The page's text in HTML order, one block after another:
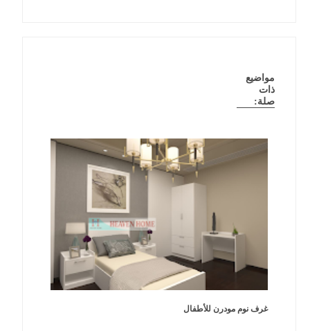
مواضيع
ذات
صلة:
غرف نوم مودرن للأطفال